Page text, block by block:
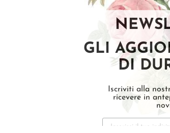
GLI
DI
Iscriviti alla
ricevere in